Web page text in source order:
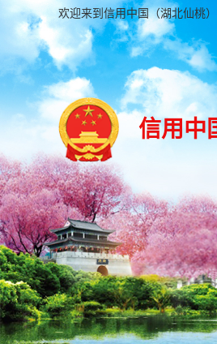
欢迎来到信用中国（湖北仙桃）
信用中